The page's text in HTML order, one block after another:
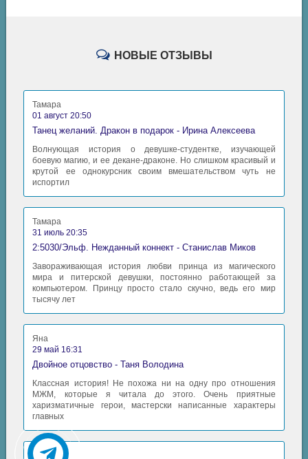
НОВЫЕ ОТЗЫВЫ
Тамара
01 август 20:50
Танец желаний. Дракон в подарок - Ирина Алексеева
Волнующая история о девушке-студентке, изучающей
боевую магию, и ее декане-драконе. Но слишком красивый и
крутой ее однокурсник своим вмешательством чуть не
испортил
Тамара
31 июль 20:35
2:5030/Эльф. Нежданный коннект - Станислав Миков
Завораживающая история любви принца из магического
мира и питерской девушки, постоянно работающей за
компьютером. Принцу просто стало скучно, ведь его мир
тысячу лет
Яна
29 май 16:31
Двойное отцовство - Таня Володина
Классная история! Не похожа ни на одну про отношения
МЖМ, которые я читала до этого. Очень приятные
харизматичные герои, мастерски написанные характеры
главных
Аида